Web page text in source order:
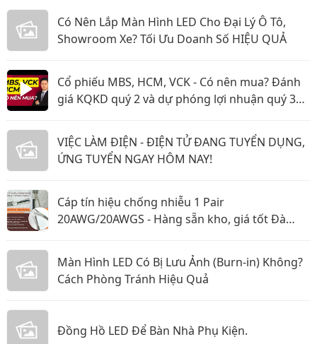
Có Nên Lắp Màn Hình LED Cho Đại Lý Ô Tô,
Showroom Xe? Tối Ưu Doanh Số HIỆU QUẢ
Cổ phiếu MBS, HCM, VCK - Có nên mua? Đánh
giá KQKD quý 2 và dự phóng lợi nhuận quý 3
VIỆC LÀM ĐIỆN - ĐIỆN TỬ ĐANG TUYỂN DỤNG,
ỨNG TUYỂN NGAY HÔM NAY!
Cáp tín hiệu chống nhiễu 1 Pair
20AWG/20AWGS - Hàng sẵn kho, giá tốt Đà
Màn Hình LED Có Bị Lưu Ảnh (Burn-in) Không?
Cách Phòng Tránh Hiệu Quả
Đồng Hồ LED Để Bàn Nhà Phụ Kiện.